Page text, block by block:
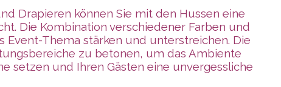
Drapieren können Sie mit den Hussen eine
Die Kombination verschiedener Farben und
Thema stärken und unterstreichen. Die
zu betonen, um das Ambiente
setzen und Ihren Gästen eine unvergessliche